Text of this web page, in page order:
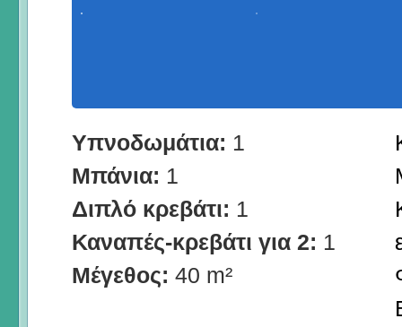
Υπνοδωμάτια: 1
Μπάνια: 1
Διπλό κρεβάτι: 1
Καναπές-κρεβάτι για 2: 1
Μέγεθος: 40 m²